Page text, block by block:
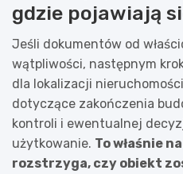
gdzie pojawiają
Jeśli dokumentów od
wątpliwości, następnym
dla lokalizacji
dotyczące zakończenia
kontroli i ewentualnej
użytkowanie. To właśnie
rozstrzyga, czy obiekt